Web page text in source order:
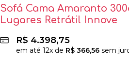
Sofá Cama Amaranto
Lugares Retrátil Innove
R$ 4.398,75
em até 12x de R$ 366,56 sem